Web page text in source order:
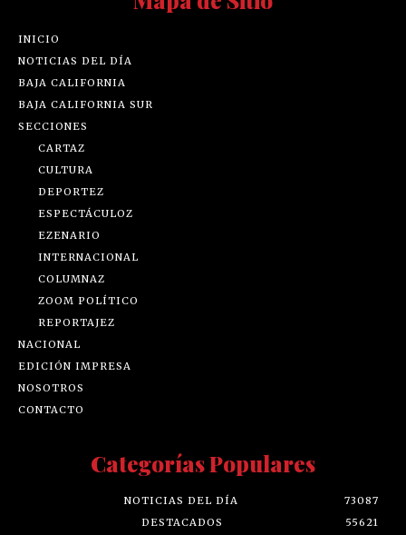
INICIO
NOTICIAS DEL DÍA
BAJA CALIFORNIA
BAJA CALIFORNIA SUR
SECCIONES
CARTAZ
CULTURA
DEPORTEZ
ESPECTÁCULOZ
EZENARIO
INTERNACIONAL
COLUMNAZ
ZOOM POLÍTICO
REPORTAJEZ
NACIONAL
EDICIÓN IMPRESA
NOSOTROS
CONTACTO
Categorías Populares
NOTICIAS DEL DÍA
73087
DESTACADOS
55621